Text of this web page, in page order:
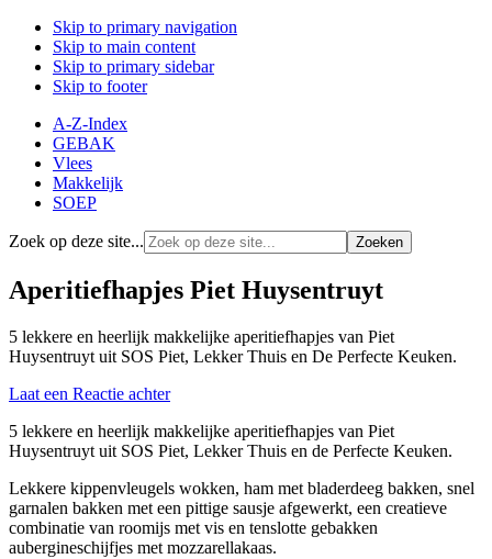
Skip to primary navigation
Skip to main content
Skip to primary sidebar
Skip to footer
A-Z-Index
GEBAK
Vlees
Makkelijk
SOEP
Zoek op deze site...
Aperitiefhapjes Piet Huysentruyt
5 lekkere en heerlijk makkelijke aperitiefhapjes van Piet
Huysentruyt uit SOS Piet, Lekker Thuis en De Perfecte Keuken.
Laat een Reactie achter
5 lekkere en heerlijk makkelijke aperitiefhapjes van Piet
Huysentruyt uit SOS Piet, Lekker Thuis en de Perfecte Keuken.
Lekkere kippenvleugels wokken, ham met bladerdeeg bakken, snel
garnalen bakken met een pittige sausje afgewerkt, een creatieve
combinatie van roomijs met vis en tenslotte gebakken
aubergineschijfjes met mozzarellakaas.